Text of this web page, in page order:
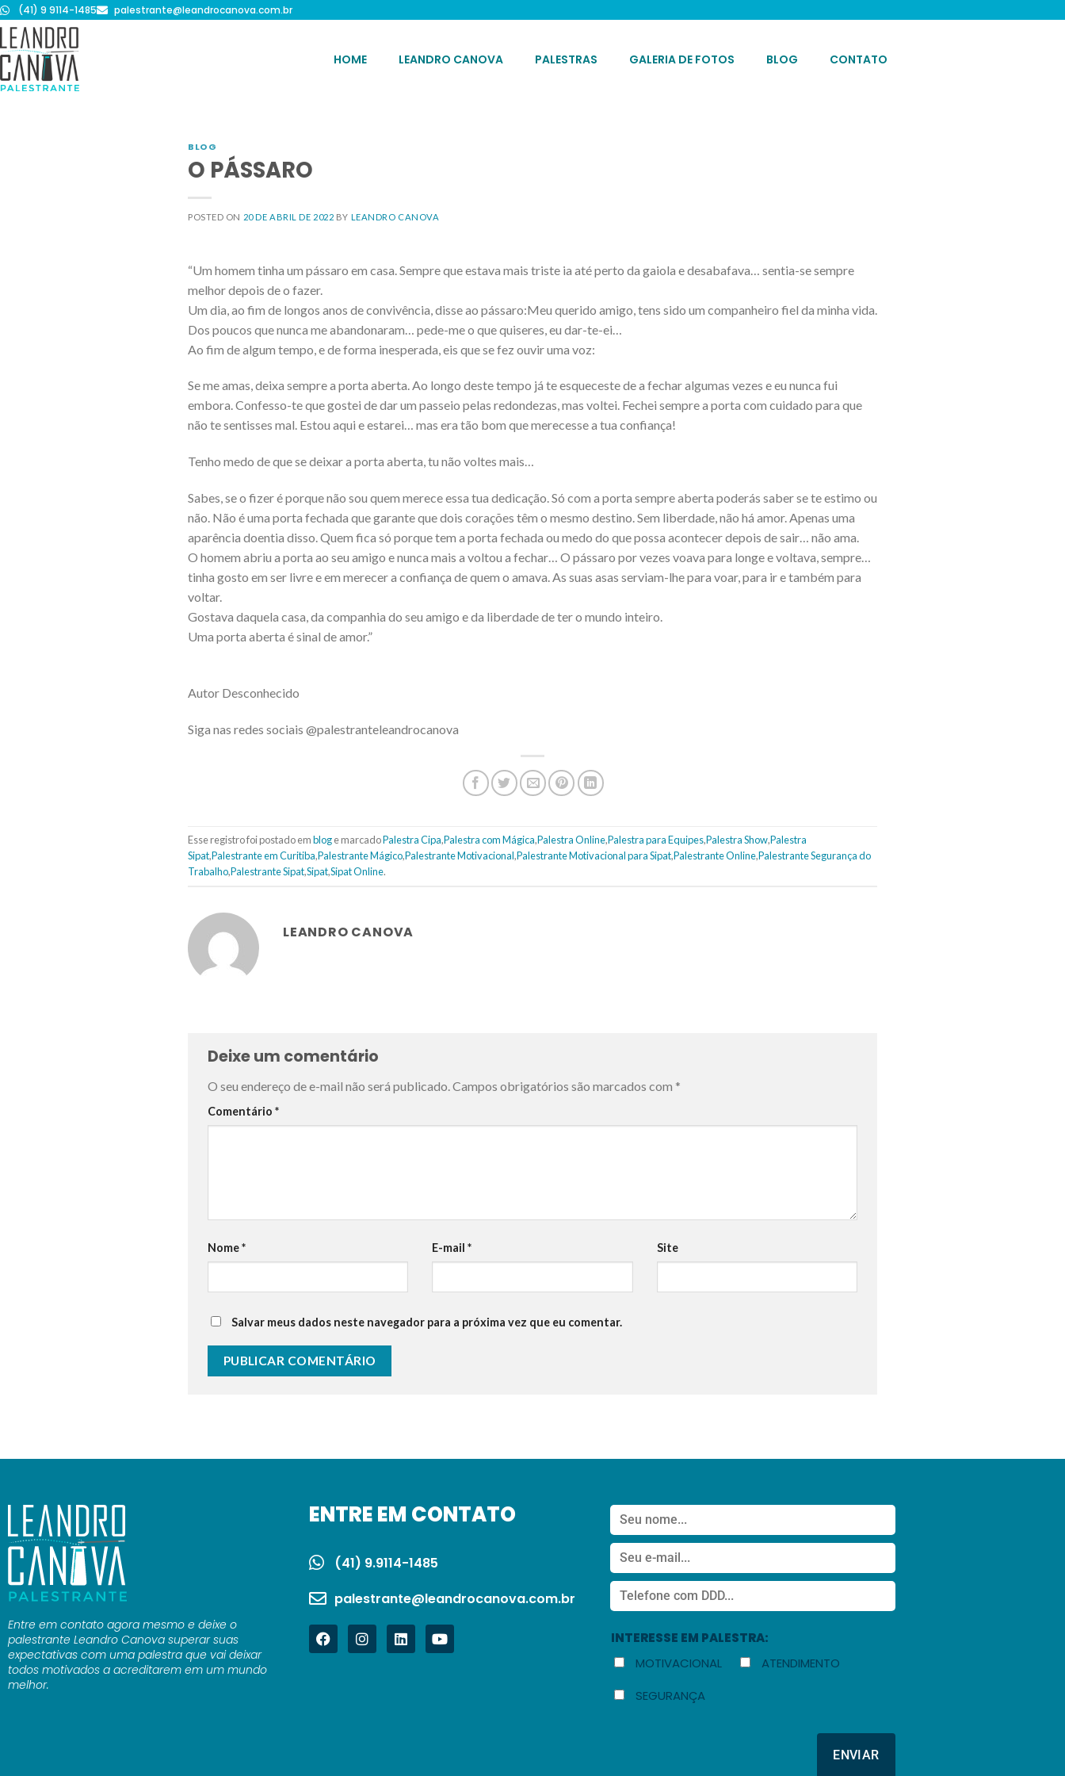
(41) 9 9114-1485 palestrante@leandrocanova.com.br
HOME LEANDRO CANOVA PALESTRAS GALERIA DE FOTOS BLOG CONTATO
BLOG
O PÁSSARO
POSTED ON 20 DE ABRIL DE 2022 BY LEANDRO CANOVA
“Um homem tinha um pássaro em casa. Sempre que estava mais triste ia até perto da gaiola e desabafava… sentia-se sempre
melhor depois de o fazer.
Um dia, ao fim de longos anos de convivência, disse ao pássaro:Meu querido amigo, tens sido um companheiro fiel da minha vida.
Dos poucos que nunca me abandonaram… pede-me o que quiseres, eu dar-te-ei…
Ao fim de algum tempo, e de forma inesperada, eis que se fez ouvir uma voz:
Se me amas, deixa sempre a porta aberta. Ao longo deste tempo já te esqueceste de a fechar algumas vezes e eu nunca fui
embora. Confesso-te que gostei de dar um passeio pelas redondezas, mas voltei. Fechei sempre a porta com cuidado para que
não te sentisses mal. Estou aqui e estarei… mas era tão bom que merecesse a tua confiança!
Tenho medo de que se deixar a porta aberta, tu não voltes mais…
Sabes, se o fizer é porque não sou quem merece essa tua dedicação. Só com a porta sempre aberta poderás saber se te estimo ou
não. Não é uma porta fechada que garante que dois corações têm o mesmo destino. Sem liberdade, não há amor. Apenas uma
aparência doentia disso. Quem fica só porque tem a porta fechada ou medo do que possa acontecer depois de sair… não ama.
O homem abriu a porta ao seu amigo e nunca mais a voltou a fechar… O pássaro por vezes voava para longe e voltava, sempre…
tinha gosto em ser livre e em merecer a confiança de quem o amava. As suas asas serviam-lhe para voar, para ir e também para
voltar.
Gostava daquela casa, da companhia do seu amigo e da liberdade de ter o mundo inteiro.
Uma porta aberta é sinal de amor.”
Autor Desconhecido
Siga nas redes sociais @palestranteleandrocanova
Esse registro foi postado embloge marcadoPalestra Cipa,Palestra com Mágica,Palestra Online,Palestra para Equipes,Palestra Show,Palestra
Sipat,Palestrante em Curitiba,Palestrante Mágico,Palestrante Motivacional,Palestrante Motivacional para Sipat,Palestrante Online,Palestrante Segurança do
Trabalho,Palestrante Sipat,Sipat,Sipat Online.
LEANDRO CANOVA
Deixe um comentário
O seu endereço de e-mail não será publicado.Campos obrigatórios são marcados com *
Comentário *
Nome* E-mail* Site
Salvar meus dados neste navegador para a próxima vez que eu comentar.
Entre em contato agora mesmo e deixe o
palestrante Leandro Canova superar suas
expectativas com uma palestra que vai deixar
todos motivados a acreditarem em um mundo
melhor.
ENTRE EM CONTATO
(41) 9.9114-1485
palestrante@leandrocanova.com.br
INTERESSE EM PALESTRA:
MOTIVACIONAL
ATENDIMENTO
SEGURANÇA